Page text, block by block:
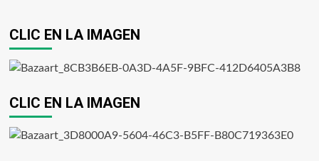
CLIC EN LA IMAGEN
CLIC EN LA IMAGEN